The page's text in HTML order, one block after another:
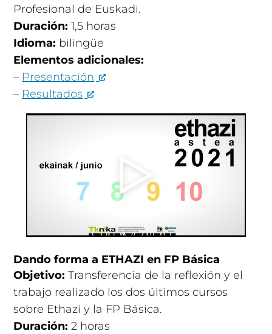
Profesional de Euskadi.
Duración: 1,5 horas
Idioma: bilingüe
Elementos adicionales:
– Presentación
– Resultados
Dando forma a ETHAZI en FP Básica
Objetivo:Transferencia de la reflexión y el
trabajo realizado los dos últimos cursos
sobre Ethazi y la FP Básica.
Duración: 2 horas